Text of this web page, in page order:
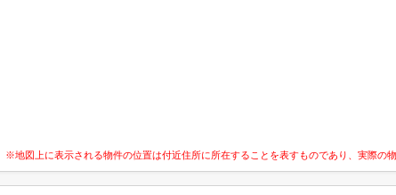
※地図上に表示される物件の位置は付近住所に所在することを表すものであり、実際の